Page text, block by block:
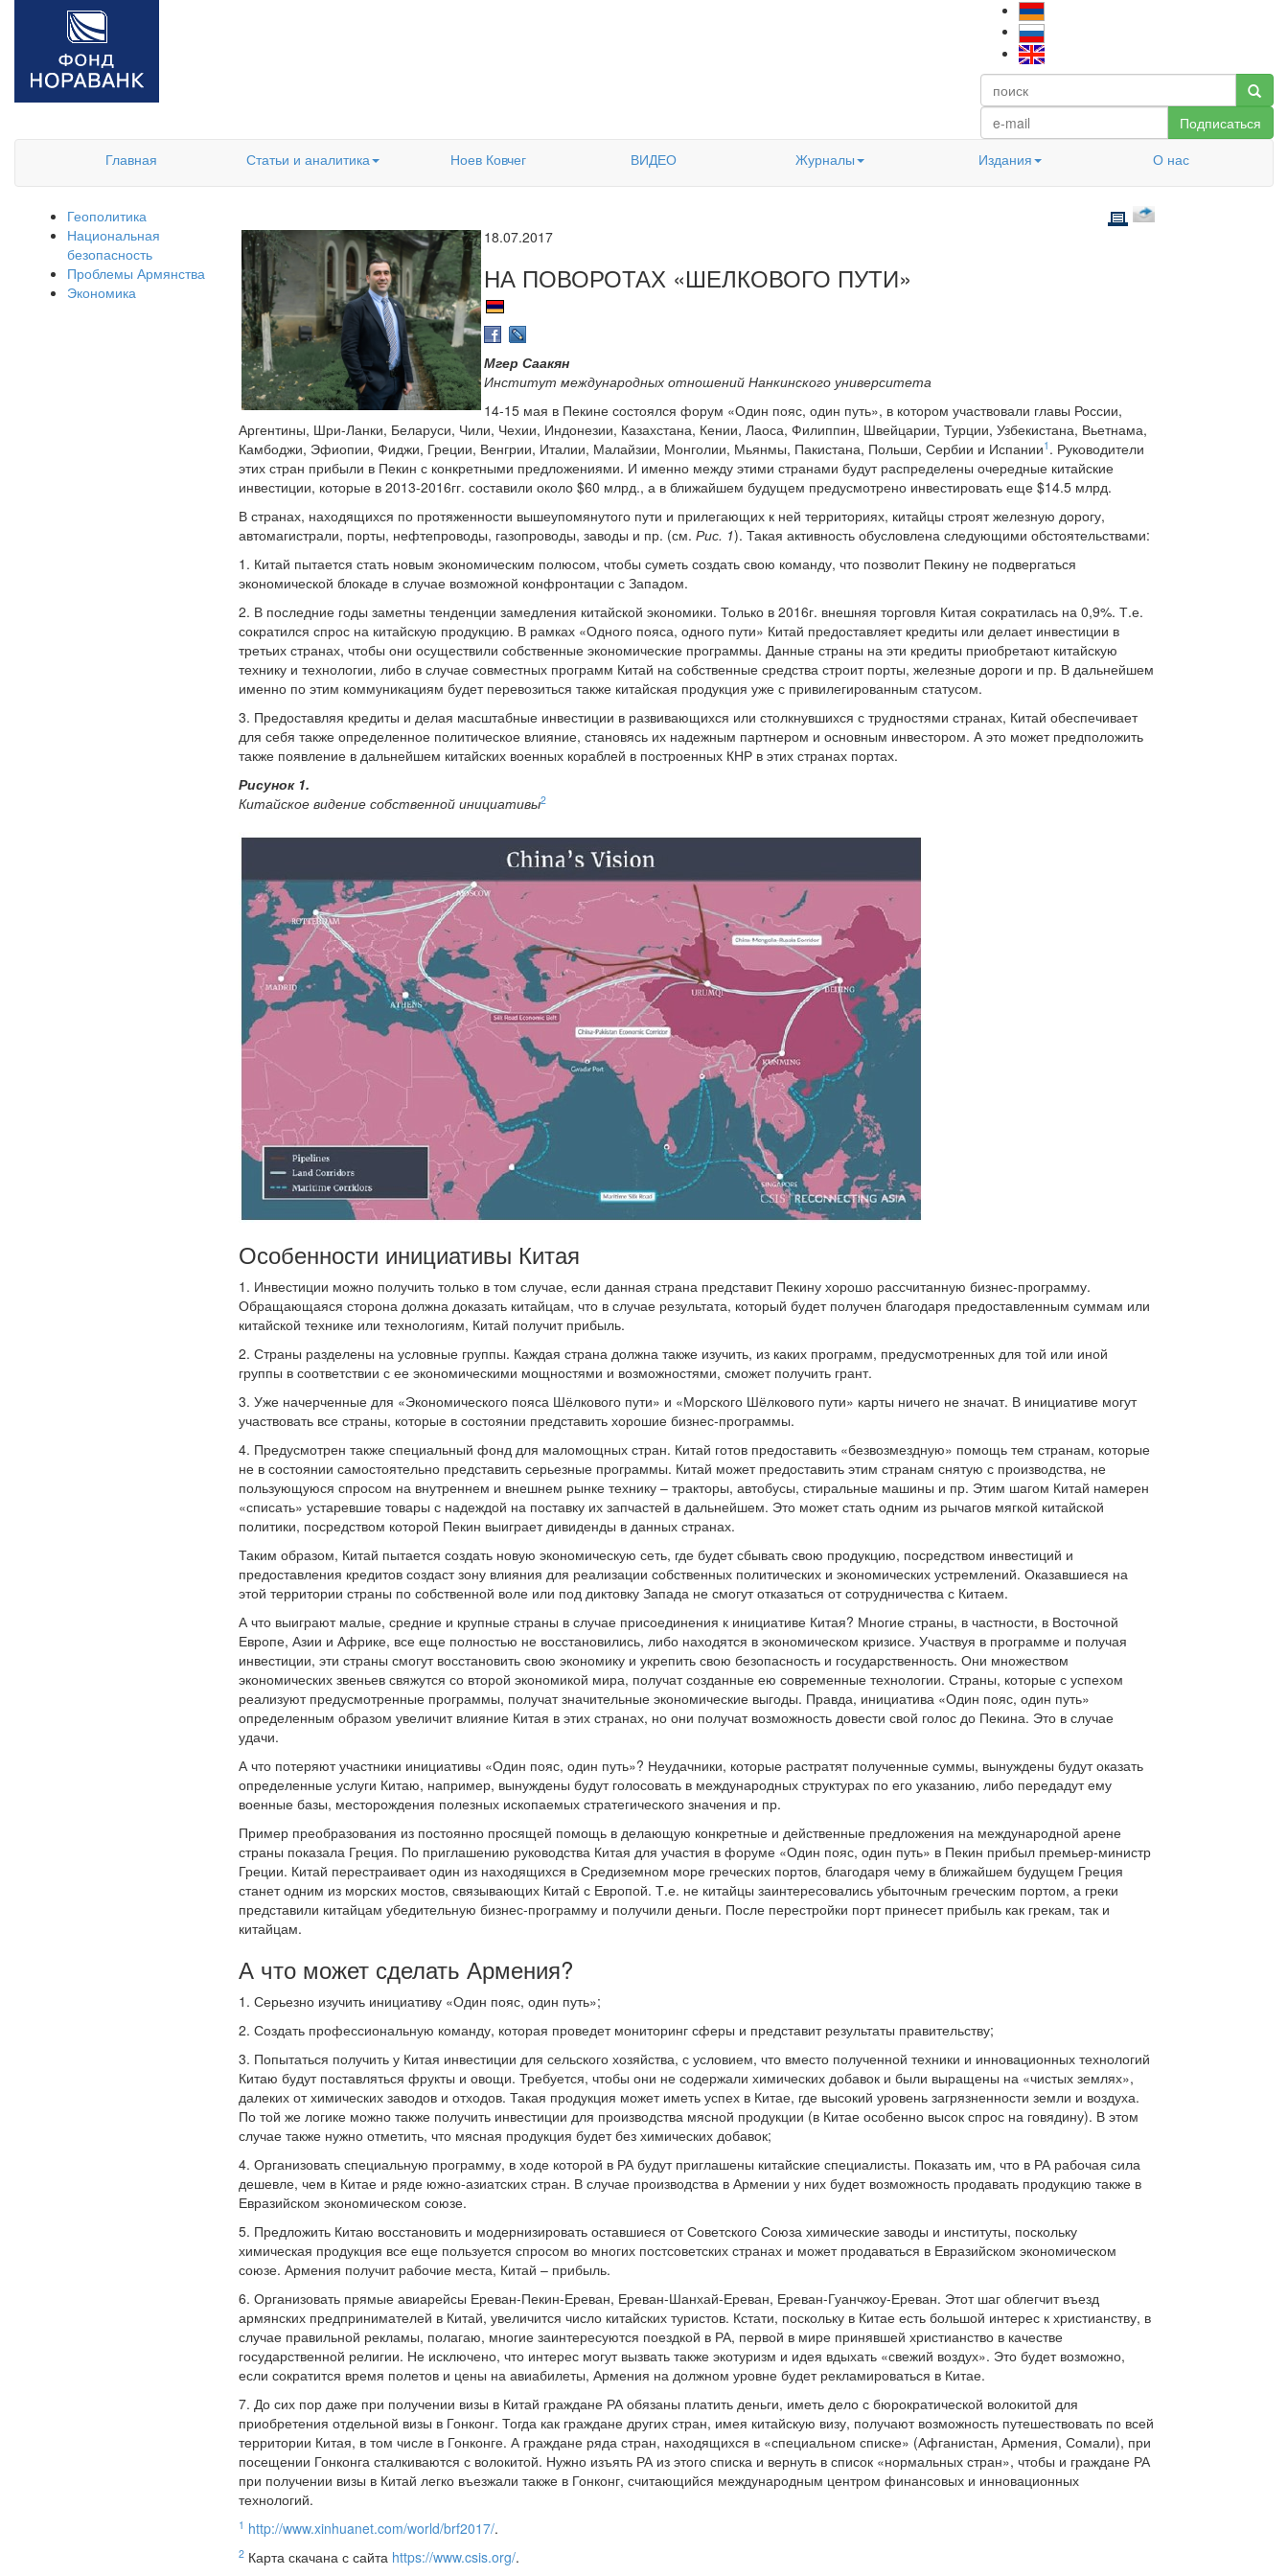
Подписаться
Главная
Статьи и аналитика Ноев Ковчег ВИДЕО Журналы Издания О нас
Геополитика
Национальная
безопасность
Проблемы Армянства
Экономика
18.07.2017
НА ПОВОРОТАХ «ШЕЛКОВОГО ПУТИ»
Мгер Саакян
Институт международных отношений Нанкинского университета
14-15 мая в Пекине состоялся форум «Один пояс, один путь», в котором участвовали главы России,
Аргентины, Шри-Ланки, Беларуси, Чили, Чехии, Индонезии, Казахстана, Кении, Лаоса, Филиппин, Швейцарии, Турции, Узбекистана, Вьетнама,
Камбоджи, Эфиопии, Фиджи, Греции, Венгрии, Италии, Малайзии, Монголии, Мьянмы, Пакистана, Польши, Сербии и Испании1 . Руководители
этих стран прибыли в Пекин с конкретными предложениями. И именно между этими странами будут распределены очередные китайские
инвестиции, которые в 2013-2016гг. составили около $60 млрд., а в ближайшем будущем предусмотрено инвестировать еще $14.5 млрд.
В странах, находящихся по протяженности вышеупомянутого пути и прилегающих к ней территориях, китайцы строят железную дорогу,
автомагистрали, порты, нефтепроводы, газопроводы, заводы и пр. (см. Рис. 1). Такая активность обусловлена следующими обстоятельствами:
1. Китай пытается стать новым экономическим полюсом, чтобы суметь создать свою команду, что позволит Пекину не подвергаться
экономической блокаде в случае возможной конфронтации с Западом.
2. В последние годы заметны тенденции замедления китайской экономики. Только в 2016г. внешняя торговля Китая сократилась на 0,9%. Т.е.
сократился спрос на китайскую продукцию. В рамках «Одного пояса, одного пути» Китай предоставляет кредиты или делает инвестиции в
третьих странах, чтобы они осуществили собственные экономические программы. Данные страны на эти кредиты приобретают китайскую
технику и технологии, либо в случае совместных программ Китай на собственные средства строит порты, железные дороги и пр. В дальнейшем
именно по этим коммуникациям будет перевозиться также китайская продукция уже с привилегированным статусом.
3. Предоставляя кредиты и делая масштабные инвестиции в развивающихся или столкнувшихся с трудностями странах, Китай обеспечивает
для себя также определенное политическое влияние, становясь их надежным партнером и основным инвестором. А это может предположить
также появление в дальнейшем китайских военных кораблей в построенных КНР в этих странах портах.
Рисунок 1.
Китайское видение собственной инициативы2
Особенности инициативы Китая
1. Инвестиции можно получить только в том случае, если данная страна представит Пекину хорошо рассчитанную бизнес-программу.
Обращающаяся сторона должна доказать китайцам, что в случае результата, который будет получен благодаря предоставленным суммам или
китайской технике или технологиям, Китай получит прибыль.
2. Страны разделены на условные группы. Каждая страна должна также изучить, из каких программ, предусмотренных для той или иной
группы в соответствии с ее экономическими мощностями и возможностями, сможет получить грант.
3. Уже начерченные для «Экономического пояса Шёлкового пути» и «Морского Шёлкового пути» карты ничего не значат. В инициативе могут
участвовать все страны, которые в состоянии представить хорошие бизнес-программы.
4. Предусмотрен также специальный фонд для маломощных стран. Китай готов предоставить «безвозмездную» помощь тем странам, которые
не в состоянии самостоятельно представить серьезные программы. Китай может предоставить этим странам снятую с производства, не
пользующуюся спросом на внутреннем и внешнем рынке технику – тракторы, автобусы, стиральные машины и пр. Этим шагом Китай намерен
«списать» устаревшие товары с надеждой на поставку их запчастей в дальнейшем. Это может стать одним из рычагов мягкой китайской
политики, посредством которой Пекин выиграет дивиденды в данных странах.
Таким образом, Китай пытается создать новую экономическую сеть, где будет сбывать свою продукцию, посредством инвестиций и
предоставления кредитов создаст зону влияния для реализации собственных политических и экономических устремлений. Оказавшиеся на
этой территории страны по собственной воле или под диктовку Запада не смогут отказаться от сотрудничества с Китаем.
А что выиграют малые, средние и крупные страны в случае присоединения к инициативе Китая? Многие страны, в частности, в Восточной
Европе, Азии и Африке, все еще полностью не восстановились, либо находятся в экономическом кризисе. Участвуя в программе и получая
инвестиции, эти страны смогут восстановить свою экономику и укрепить свою безопасность и государственность. Они множеством
экономических звеньев свяжутся со второй экономикой мира, получат созданные ею современные технологии. Страны, которые с успехом
реализуют предусмотренные программы, получат значительные экономические выгоды. Правда, инициатива «Один пояс, один путь»
определенным образом увеличит влияние Китая в этих странах, но они получат возможность довести свой голос до Пекина. Это в случае
удачи.
А что потеряют участники инициативы «Один пояс, один путь»? Неудачники, которые растратят полученные суммы, вынуждены будут оказать
определенные услуги Китаю, например, вынуждены будут голосовать в международных структурах по его указанию, либо передадут ему
военные базы, месторождения полезных ископаемых стратегического значения и пр.
Пример преобразования из постоянно просящей помощь в делающую конкретные и действенные предложения на международной арене
страны показала Греция. По приглашению руководства Китая для участия в форуме «Один пояс, один путь» в Пекин прибыл премьер-министр
Греции. Китай перестраивает один из находящихся в Средиземном море греческих портов, благодаря чему в ближайшем будущем Греция
станет одним из морских мостов, связывающих Китай с Европой. Т.е. не китайцы заинтересовались убыточным греческим портом, а греки
представили китайцам убедительную бизнес-программу и получили деньги. После перестройки порт принесет прибыль как грекам, так и
китайцам.
А что может сделать Армения?
1. Серьезно изучить инициативу «Один пояс, один путь»;
2. Создать профессиональную команду, которая проведет мониторинг сферы и представит результаты правительству;
3. Попытаться получить у Китая инвестиции для сельского хозяйства, с условием, что вместо полученной техники и инновационных технологий
Китаю будут поставляться фрукты и овощи. Требуется, чтобы они не содержали химических добавок и были выращены на «чистых землях»,
далеких от химических заводов и отходов. Такая продукция может иметь успех в Китае, где высокий уровень загрязненности земли и воздуха.
По той же логике можно также получить инвестиции для производства мясной продукции (в Китае особенно высок спрос на говядину). В этом
случае также нужно отметить, что мясная продукция будет без химических добавок;
4. Организовать специальную программу, в ходе которой в РА будут приглашены китайские специалисты. Показать им, что в РА рабочая сила
дешевле, чем в Китае и ряде южно-азиатских стран. В случае производства в Армении у них будет возможность продавать продукцию также в
Евразийском экономическом союзе.
5. Предложить Китаю восстановить и модернизировать оставшиеся от Советского Союза химические заводы и институты, поскольку
химическая продукция все еще пользуется спросом во многих постсоветских странах и может продаваться в Евразийском экономическом
союзе. Армения получит рабочие места, Китай – прибыль.
6. Организовать прямые авиарейсы Ереван-Пекин-Ереван, Ереван-Шанхай-Ереван, Ереван-Гуанчжоу-Ереван. Этот шаг облегчит въезд
армянских предпринимателей в Китай, увеличится число китайских туристов. Кстати, поскольку в Китае есть большой интерес к христианству, в
случае правильной рекламы, полагаю, многие заинтересуются поездкой в РА, первой в мире принявшей христианство в качестве
государственной религии. Не исключено, что интерес могут вызвать также экотуризм и идея вдыхать «свежий воздух». Это будет возможно,
если сократится время полетов и цены на авиабилеты, Армения на должном уровне будет рекламироваться в Китае.
7. До сих пор даже при получении визы в Китай граждане РА обязаны платить деньги, иметь дело с бюрократической волокитой для
приобретения отдельной визы в Гонконг. Тогда как граждане других стран, имея китайскую визу, получают возможность путешествовать по всей
территории Китая, в том числе в Гонконге. А граждане ряда стран, находящихся в «специальном списке» (Афганистан, Армения, Сомали), при
посещении Гонконга сталкиваются с волокитой. Нужно изъять РА из этого списка и вернуть в список «нормальных стран», чтобы и граждане РА
при получении визы в Китай легко въезжали также в Гонконг, считающийся международным центром финансовых и инновационных
технологий.
1 http://www.xinhuanet.com/world/brf2017/.
2 Карта скачана с сайта https://www.csis.org/.